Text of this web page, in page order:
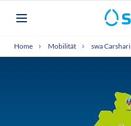
Home Mobilität swa